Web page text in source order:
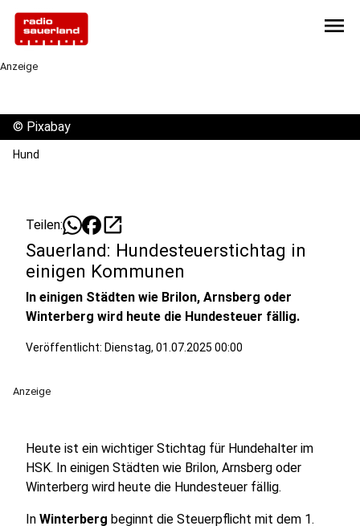
menu
Anzeige
© Pixabay
Hund
Teilen: open_in_new
Sauerland: Hundesteuerstichtag in
einigen Kommunen
In einigen Städten wie Brilon, Arnsberg oder
Winterberg wird heute die Hundesteuer fällig.
Veröffentlicht: Dienstag, 01.07.2025 00:00
Anzeige
Heute ist ein wichtiger Stichtag für Hundehalter im
HSK. In einigen Städten wie Brilon, Arnsberg oder
Winterberg wird heute die Hundesteuer fällig.
In Winterberg beginnt die Steuerpflicht mit dem 1.